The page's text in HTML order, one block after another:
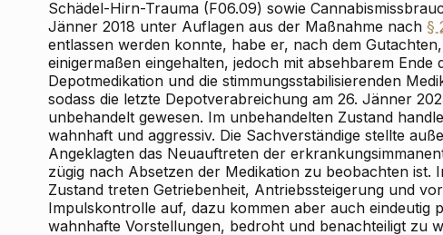
Schädel-Hirn-Trauma (F06.09) sowie
Jänner 2018 unter Auflagen aus der Maßnahme nach §
entlassen werden konnte, habe er, nach dem
einigermaßen eingehalten, jedoch mit absehbarem Ende
Depotmedikation und die stimmungsstabilisierenden
sodass die letzte Depotverabreichung am 26. Jänner
unbehandelt gewesen. Im unbehandelten Zustand
wahnhaft und aggressiv. Die Sachverständige stellte
Angeklagten das Neuauftreten der
zügig nach Absetzen der Medikation zu beobachten ist.
Zustand treten Getriebenheit, Antriebssteigerung und
Impulskontrolle auf, dazu kommen aber auch eindeutig
wahnhafte Vorstellungen, bedroht und benachteiligt zu